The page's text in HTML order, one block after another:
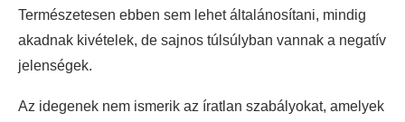
Természetesen ebben sem lehet általánosítani, mindig
akadnak kivételek, de sajnos túlsúlyban vannak a negatív
jelenségek.
Az idegenek nem ismerik az íratlan szabályokat, amelyek